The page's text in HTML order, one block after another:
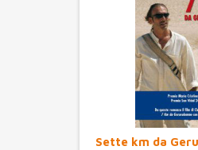
Sette km da